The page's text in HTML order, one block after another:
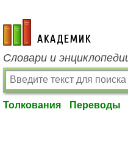
academic.ru
Словари и
Толкования Переводы